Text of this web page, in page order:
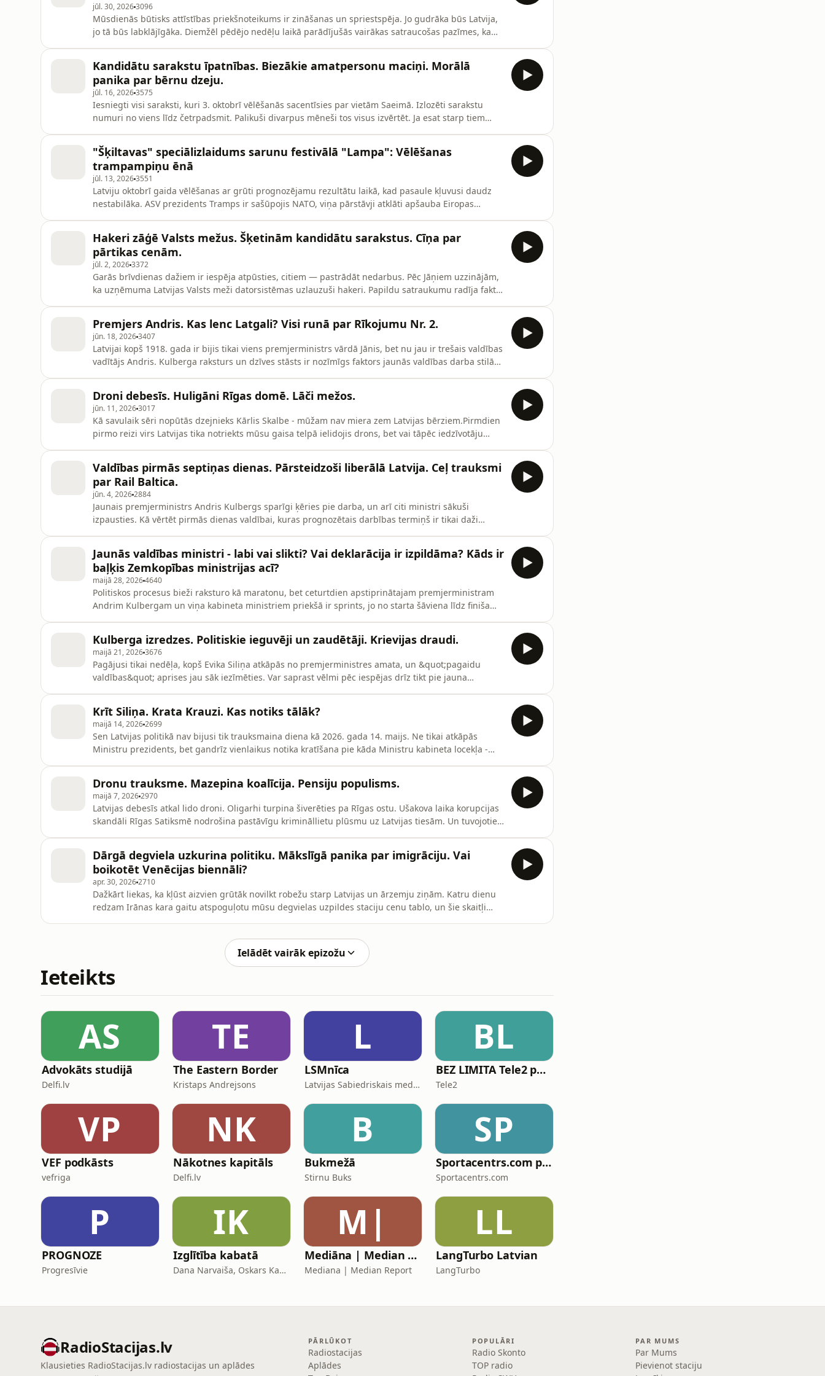
jūl. 30, 20263096
Mūsdienās būtisks attīstības priekšnoteikums ir zināšanas un spriestspēja. Jo gudrāka būs Latvija,
jo tā būs labklājīgāka. Diemžēl pēdējo nedēļu laikā parādījušās vairākas satraucošas pazīmes, ka
Par
Kandidātu sarakstu īpatnības. Biezākie amatpersonu maciņi. Morālā
panika par bērnu dzeju.
jūl. 16, 20263575
Iesniegti visi saraksti, kuri 3. oktobrī vēlēšanās sacentīsies par vietām Saeimā. Izlozēti sarakstu
numuri no viens līdz četrpadsmit. Palikuši divarpus mēneši tos visus izvērtēt. Ja esat starp tiem
jau noskatījuši favorītu, būtu vērts dziļāk papētīt savu izvēlēto sarakstu. Ka tik neatklājas kād
"Šķiltavas" speciālizlaidums sarunu festivālā "Lampa": Vēlēšanas
trampampiņu ēnā
jūl. 13, 20263551
Latviju oktobrī gaida vēlēšanas ar grūti prognozējamu rezultātu laikā, kad pasaule kļuvusi daudz
nestabilāka. ASV prezidents Tramps ir sašūpojis NATO, viņa pārstāvji atklāti apšauba Eiropas
iesauku &quot;trampampiņi&quot;, atdarina viņa politisko taktiku, kurā lielu lomu spēlē agresīvi
uzbrukumi ne tikai
Hakeri zāģē Valsts mežus. Šķetinām kandidātu sarakstus. Cīņa par
pārtikas cenām.
jūl. 2, 20263372
Garās brīvdienas dažiem ir iespēja atpūsties, citiem — pastrādāt nedarbus. Pēc Jāņiem uzzinājām,
ka uzņēmuma Latvijas Valsts meži datorsistēmas uzlauzuši hakeri. Papildu satraukumu radīja fakts,
Raudseps vērtē gan
Premjers Andris. Kas lenc Latgali? Visi runā par Rīkojumu Nr. 2.
jūn. 18, 20263407
Latvijai kopš 1918. gada ir bijis tikai viens premjerministrs vārdā Jānis, bet nu jau ir trešais valdības
vadītājs Andris. Kulberga raksturs un dzīves stāsts ir nozīmīgs faktors jaunās valdības darba stilā
mīlē
Droni debesīs. Huligāni Rīgas domē. Lāči mežos.
jūn. 11, 20263017
Kā savulaik sēri nopūtās dzejnieks Kārlis Skalbe - mūžam nav miera zem Latvijas bērziem.Pirmdien
pirmo reizi virs Latvijas tika notriekts mūsu gaisa telpā ielidojis drons, bet vai tāpēc iedzīvotāju
nemiera cēl
Valdības pirmās septiņas dienas. Pārsteidzoši liberālā Latvija. Ceļ trauksmi
par Rail Baltica.
jūn. 4, 20262884
Jaunais premjerministrs Andris Kulbergs sparīgi ķēries pie darba, un arī citi ministri sākuši
izpausties. Kā vērtēt pirmās dienas valdībai, kuras prognozētais darbības termiņš ir tikai daži
nemaz nav tik iesī
Jaunās valdības ​ministri - labi vai slikti? ​Vai deklarācija ir izpildāma? Kāds ir
baļķis Zemkopības ministrijas acī?
maijā 28, 20264640
Politiskos procesus bieži raksturo kā maratonu, bet ceturtdien apstiprinātajam premjerministram
Andrim Kulbergam un viņa kabineta ministriem priekšā ir sprints, jo no starta šāviena līdz finišam
Valsts Mežu pārva
Kulberga izredzes. Politiskie ieguvēji un zaudētāji. Krievijas draudi​.
maijā 21, 20263676
Pagājusi tikai nedēļa, kopš Evika Siliņa atkāpās no premjerministres amata, un &quot;pagaidu
valdības&quot; aprises jau sāk iezīmēties. Var saprast vēlmi pēc iespējas drīz tikt pie jauna
tiek izplatīti brīdin
Krīt Siliņa. Krata Krauzi. Kas notiks tālāk?
maijā 14, 20262699
Sen Latvijas politikā nav bijusi tik trauksmaina diena kā 2026. gada 14. maijs. Ne tikai atkāpās
Ministru prezidents, bet gandrīz vienlaikus notika kratīšana pie kāda Ministru kabineta locekļa -
izaicinājumam gatavi,
Dronu trauksme. Mazepina koalīcija. Pensiju populisms.
maijā 7, 20262970
Latvijas debesīs atkal lido droni. Oligarhi turpina šiverēties pa Rīgas ostu. Ušakova laika korupcijas
skandāli Rīgas Satiksmē nodrošina pastāvīgu krimināllietu plūsmu uz Latvijas tiesām. Un tuvojoties
Dārgā degviela uzkurina politiku. Mākslīgā panika par imigrāciju. Vai
boikotēt Venēcijas biennāli?
apr. 30, 20262710
Dažkārt liekas, ka kļūst aizvien grūtāk novilkt robežu starp Latvijas un ārzemju ziņām. Katru dienu
redzam Irānas kara gaitu atspoguļotu mūsu degvielas uzpildes staciju cenu tablo, un šie skaitļi
Ielādēt vairāk epizožu
Ieteikts
AS
Advokāts studijā
Delfi.lv
TE
The Eastern Border
Kristaps Andrejsons
L
LSMnīca
Latvijas Sabiedriskais medijs
BL
BEZ LIMITA Tele2 podkāsts
Tele2
VP
VEF podkāsts
vefriga
NK
Nākotnes kapitāls
Delfi.lv
B
Bukmežā
Stirnu Buks
SP
Sportacentrs.com podkāsti
Sportacentrs.com
P
PROGNOZE
Progresīvie
IK
Izglītība kabatā
Dana Narvaiša, Oskars Kaulēns
M|
Mediāna | Median Report
Mediana | Median Report
LL
LangTurbo Latvian
LangTurbo
RadioStacijas.lv
Klausieties RadioStacijas.lv radiostacijas un aplādes
PĀRLŪKOT
Radiostacijas
Aplādes
POPULĀRI
Radio Skonto
TOP radio
PAR MUMS
Par Mums
Pievienot staciju